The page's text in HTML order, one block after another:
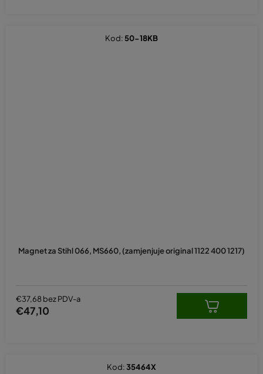
Magnet za Stihl 066, MS660, (zamjenjuje original 1122 400 1217)
€37,68 bez PDV-a
€47,10
Kod: 50-18KB
Kod:35464X